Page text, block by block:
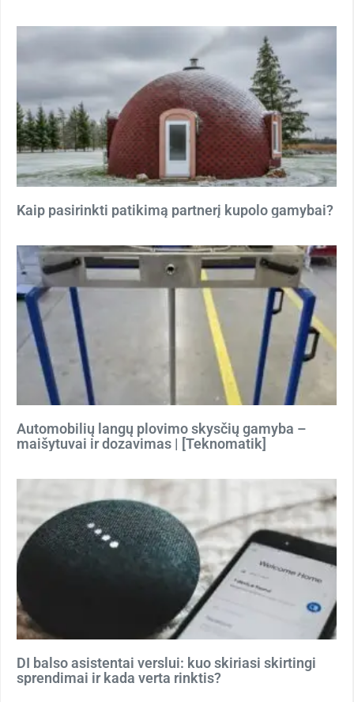
Kaip pasirinkti patikimą partnerį kupolo gamybai?
Automobilių langų plovimo skysčių gamyba –
maišytuvai ir dozavimas | [Teknomatik]
DI balso asistentai verslui: kuo skiriasi skirtingi
sprendimai ir kada verta rinktis?